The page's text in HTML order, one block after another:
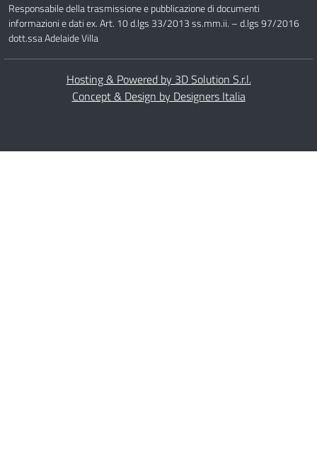
Responsabile della trasmissione e pubblicazione di documenti
informazioni e dati ex. Art. 10 d.lgs 33/2013 ss.mm.ii. – d.lgs 97/2016
dott.ssa Adelaide Villa
Hosting & Powered by 3D Solution S.r.l.
Concept & Design by Designers Italia